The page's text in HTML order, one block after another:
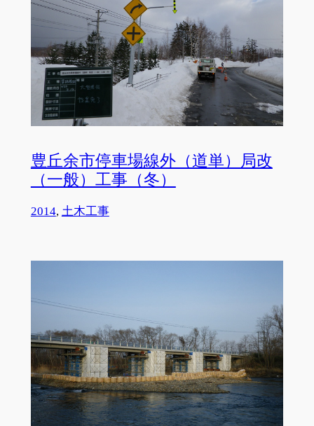
豊丘余市停車場線外（道単）局改
（一般）工事（冬）
2014, 土木工事